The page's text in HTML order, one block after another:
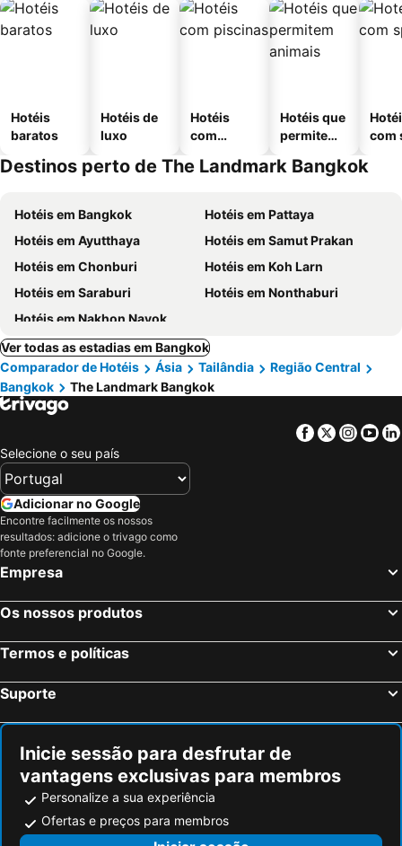
Hotéis
baratos
Hotéis de
luxo
Hotéis
com
Hotéis que
permitem
com
Destinos perto de The Landmark Bangkok
Hotéis em Bangkok
Hotéis em Pattaya
Hotéis em Ayutthaya
Hotéis em Samut Prakan
Hotéis em Chonburi
Hotéis em Koh Larn
Hotéis em Saraburi
Hotéis em Nonthaburi
Hotéis em Nakhon Nayok
Ver todas as estadias em Bangkok
Comparador de Hotéis
Ásia Tailândia
Região Central
Bangkok
The Landmark Bangkok
Facebook
Twitter
Selecione o seu país
Adicionar no Google
Encontre facilmente os nossos
resultados: adicione o trivago como
fonte preferencial no Google.
Empresa
Os nossos produtos
Termos e políticas
Suporte
Inicie sessão para desfrutar de
vantagens exclusivas para membros
Personalize a sua experiência
Ofertas e preços para membros